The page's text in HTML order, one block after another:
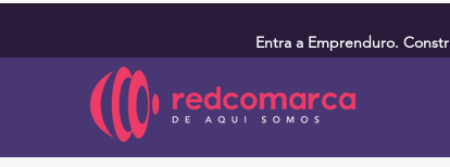
Entra a Emprenduro.